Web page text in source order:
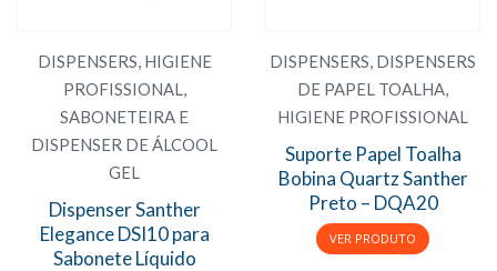
DISPENSERS, HIGIENE
PROFISSIONAL,
SABONETEIRA E
DISPENSER DE ÁLCOOL
GEL
Dispenser Santher
Elegance DSI10 para
Sabonete Líquido
DISPENSERS, DISPENSERS
DE PAPEL TOALHA,
HIGIENE PROFISSIONAL
Suporte Papel Toalha
Bobina Quartz Santher
Preto – DQA20